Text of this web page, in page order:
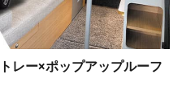
レー×ポップアップルーフ